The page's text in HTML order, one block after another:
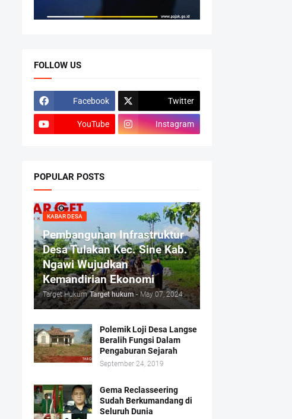
FOLLOW US
Facebook Twitter
YouTube Instagram
POPULAR POSTS
KABAR DESA
Pembangunan Infrastruktur
Desa Tulakan Kec. Sine Kab.
Ngawi Wujudkan
Kemandirian Ekonomi
Target Hukum Target hukum - May 07, 2024
Polemik Loji Desa Langse
Beralih Fungsi Dalam
Pengaburan Sejarah
September 24, 2019
Gema Reclasseering
Sudah Berkumandang di
Seluruh Dunia